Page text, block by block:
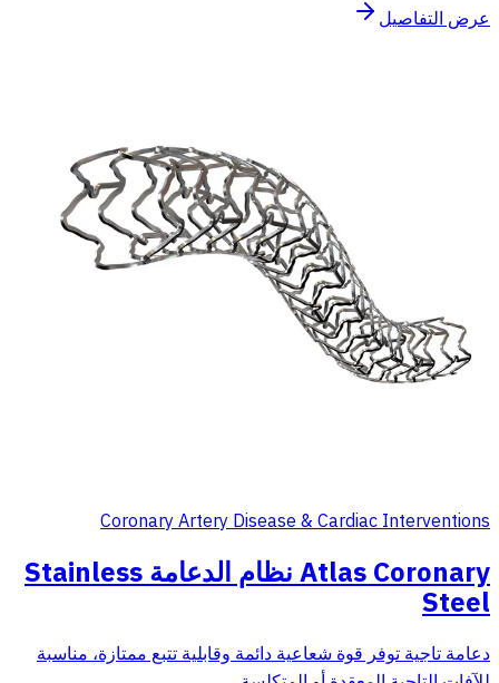
عرض التفاصيل
Coronary Artery Disease & Cardiac Interventions
Atlas Coronary نظام الدعامة Stainless
Steel
دعامة تاجية توفر قوة شعاعية دائمة وقابلية تتبع ممتازة، مناسبة